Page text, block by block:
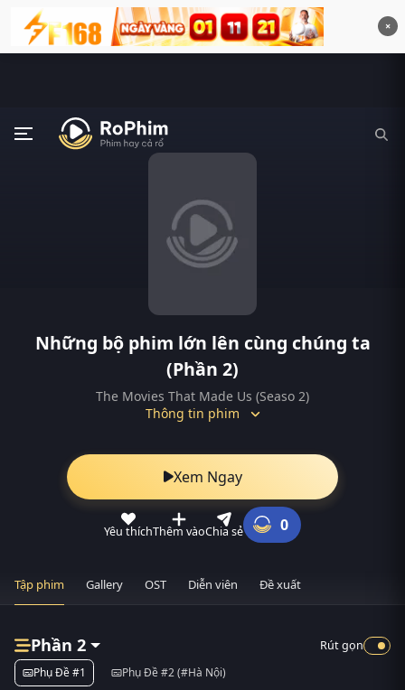
×
Những bộ phim lớn lên cùng chúng ta
(Phần 2)
The Movies That Made Us (Seaso 2)
Thông tin phim
Xem Ngay
Yêu thíchThêm vàoChia sẻ 0
Tập phim Gallery OST Diễn viên Đề xuất
Phần 2
Phụ Đề #1 Phụ Đề #2 (#Hà Nội)
Rút gọn